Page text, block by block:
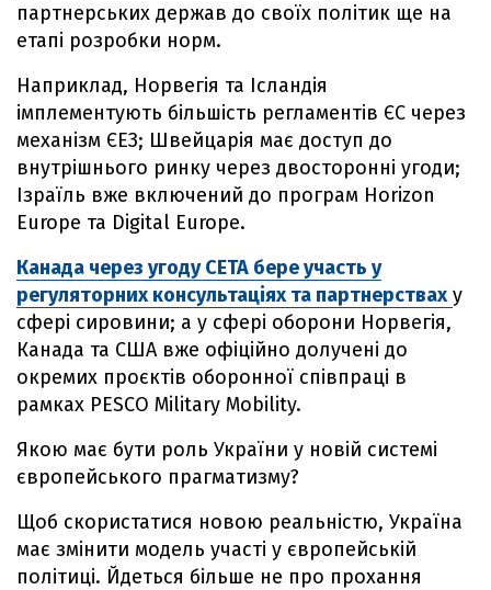
партнерських держав до своїх політик ще на
етапі розробки норм.
Наприклад, Норвегія та Ісландія
імплементують більшість регламентів ЄС через
механізм ЄЕЗ; Швейцарія має доступ до
внутрішнього ринку через двосторонні угоди;
Ізраїль вже включений до програм Horizon
Europe та Digital Europe.
Канада через угоду CETA бере участь у
регуляторних консультаціях та партнерствах у
сфері сировини; а у сфері оборони Норвегія,
Канада та США вже офіційно долучені до
окремих проєктів оборонної співпраці в
рамках PESCO Military Mobility.
Якою має бути роль України у новій системі
європейського прагматизму?
Щоб скористатися новою реальністю, Україна
має змінити модель участі у європейській
політиці. Йдеться більше не про прохання